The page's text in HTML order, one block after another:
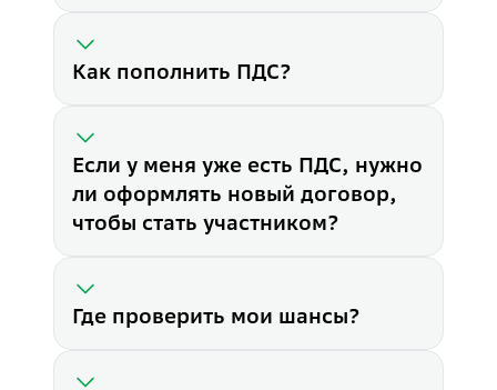
Как пополнить ПДС?
Если у меня уже есть ПДС, нужно
ли оформлять новый договор,
чтобы стать участником?
Где проверить мои шансы?